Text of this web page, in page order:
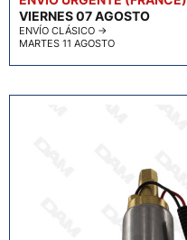
VIERNES 07 AGOSTO
ENVÍO CLÁSICO →
MARTES 11 AGOSTO